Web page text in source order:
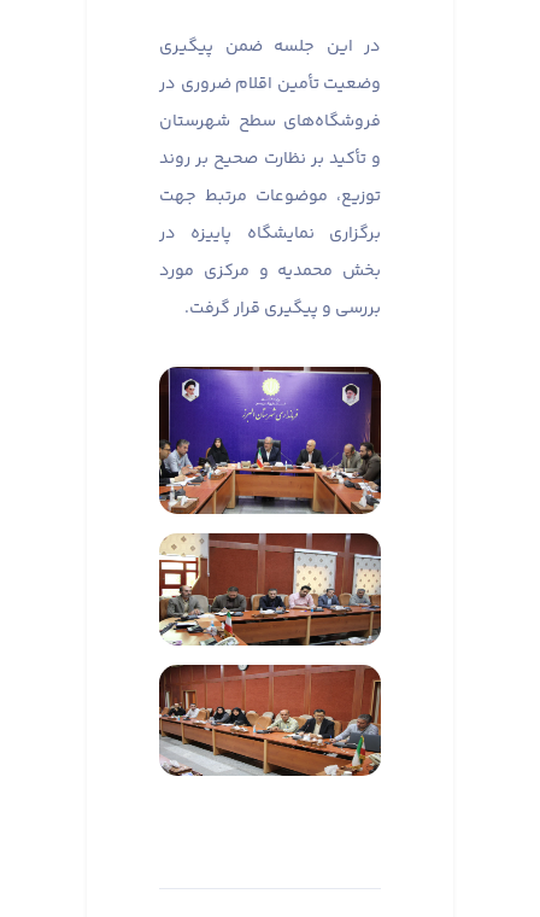
در این جلسه ضمن پیگیری
وضعیت تأمین اقلام ضروری در
فروشگاه‌های سطح شهرستان
و تأکید بر نظارت صحیح بر روند
توزیع، موضوعات مرتبط جهت
برگزاری نمایشگاه پاییزه در
بخش محمدیه و مرکزی مورد
بررسی و پیگیری قرار گرفت.